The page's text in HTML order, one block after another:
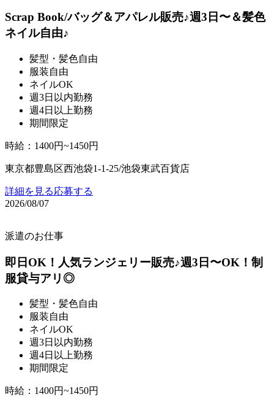
Scrap Book/バッグ＆アパレル販売♪週3日〜＆髪色
ネイル自由♪
髪型・髪色自由
服装自由
ネイルOK
週3日以内勤務
週4日以上勤務
期間限定
時給 ： 1400円~1450円
東京都豊島区西池袋1-1-25/池袋東武百貨店
詳細を見る応募する
2026/08/07
派遣のお仕事
即日OK！人気ランジェリー販売♪週3日〜OK！制
服貸与アリ◎
髪型・髪色自由
服装自由
ネイルOK
週3日以内勤務
週4日以上勤務
期間限定
時給 ： 1400円~1450円